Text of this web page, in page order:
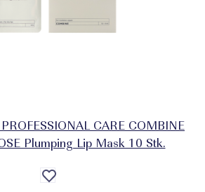
CARE COMBINE
Plumping Lip Mask 10 Stk.
Auf
die